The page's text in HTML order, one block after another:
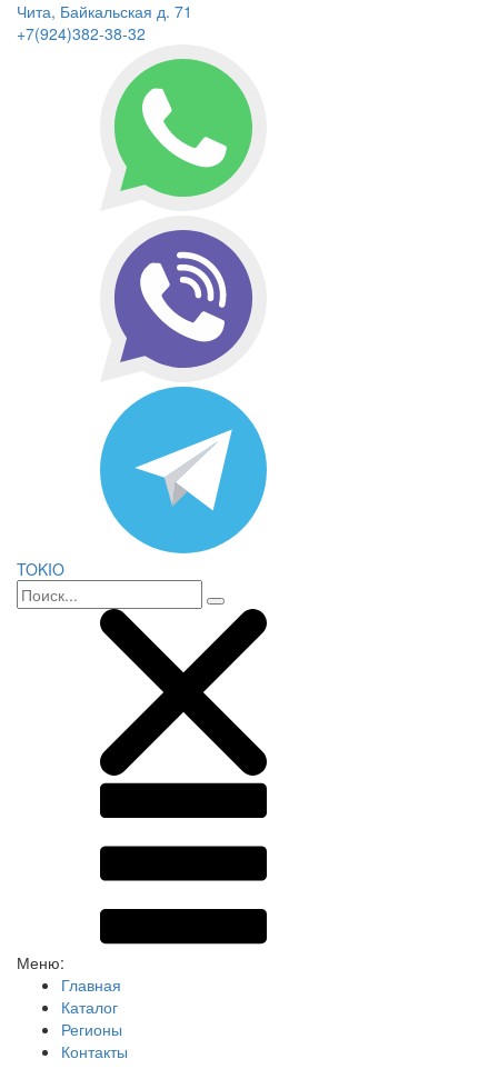
Чита, Байкальская д. 71
+7(924)382-38-32
TOKIO
Меню:
Главная
Каталог
Регионы
Контакты